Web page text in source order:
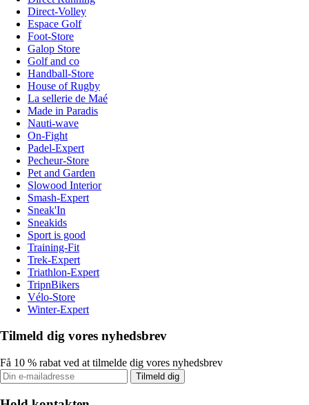
Direct-Volley
Espace Golf
Foot-Store
Galop Store
Golf and co
Handball-Store
House of Rugby
La sellerie de Maé
Made in Paradis
Nauti-wave
On-Fight
Padel-Expert
Pecheur-Store
Pet and Garden
Slowood Interior
Smash-Expert
Sneak'In
Sneakids
Sport is good
Training-Fit
Trek-Expert
Triathlon-Expert
TripnBikers
Vélo-Store
Winter-Expert
Tilmeld dig vores nyhedsbrev
Få 10 % rabat ved at tilmelde dig vores nyhedsbrev
Tilmeld dig